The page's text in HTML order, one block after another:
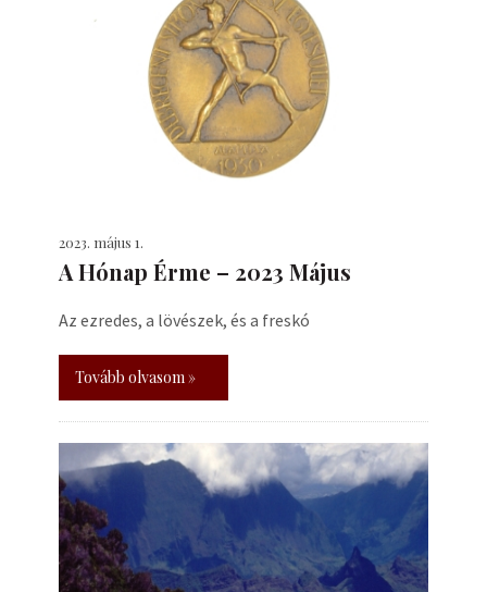
2023. május 1.
A Hónap Érme – 2023 Május
Az ezredes, a lövészek, és a freskó
Tovább olvasom »